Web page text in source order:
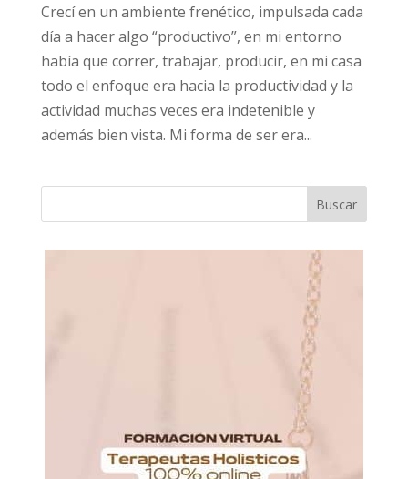
Crecí en un ambiente frenético, impulsada cada
día a hacer algo “productivo”, en mi entorno
había que correr, trabajar, producir, en mi casa
todo el enfoque era hacia la productividad y la
actividad muchas veces era indetenible y
además bien vista. Mi forma de ser era...